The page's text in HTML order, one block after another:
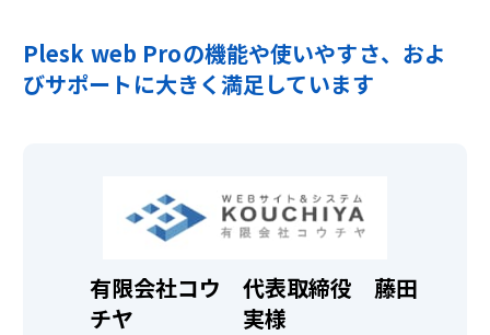
Plesk web Proの機能や使いやすさ、およ
びサポートに大きく満足しています
有限会社コウ
チヤ
代表取締役 藤田
実様